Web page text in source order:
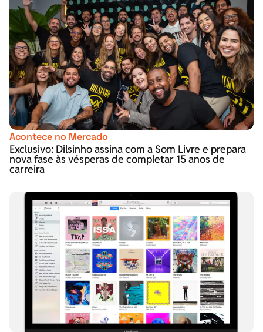
Acontece no Mercado
Exclusivo: Dilsinho assina com a Som Livre e prepara
nova fase às vésperas de completar 15 anos de
carreira